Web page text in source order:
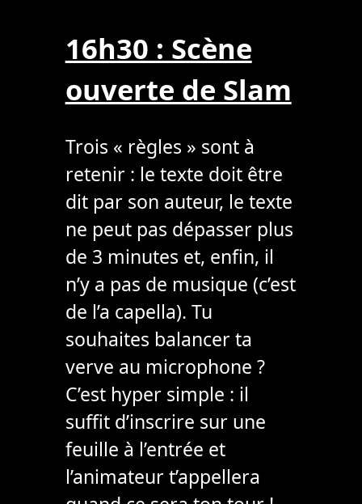
16h30 : Scène
ouverte de Slam
Trois « règles » sont à
retenir : le texte doit être
dit par son auteur, le texte
ne peut pas dépasser plus
de 3 minutes et, enfin, il
n’y a pas de musique (c’est
de l’a capella). Tu
souhaites balancer ta
verve au microphone ?
C’est hyper simple : il
suffit d’inscrire sur une
feuille à l’entrée et
l’animateur t’appellera